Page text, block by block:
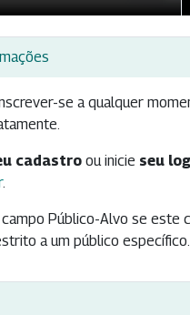
se a qualquer
cadastro ou inicie seu
.
Público-Alvo se este
a um público específico.